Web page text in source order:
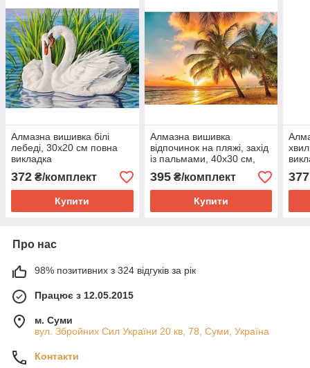
Алмазна вишивка білі
лебеді, 30х20 см повна
викладка
372 ₴/комплект
Купити
Алмазна вишивка
відпочинок на пляжі, захід
із пальмами, 40х30 см,
повна викладка
395₴/комплект
Купити
377
Про нас
98% позитивних з 324 відгуків за рік
Працює з 12.05.2015
м. Суми
вул. Збройних Сил України 20 кв, 78, Суми, Україна
Контакти